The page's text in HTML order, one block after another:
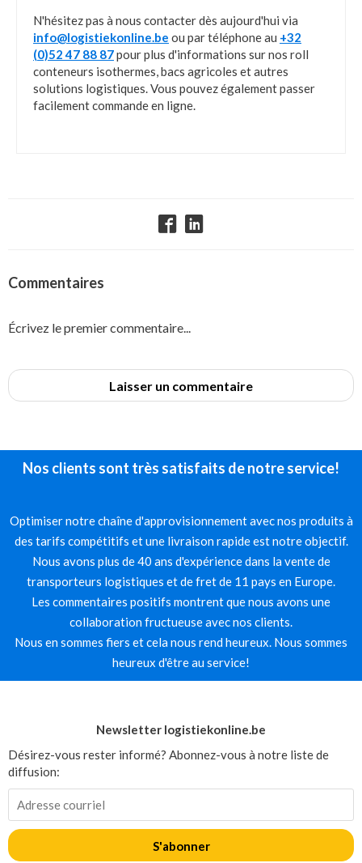
N'hésitez pas à nous contacter dès aujourd'hui via
info@logistiekonline.be ou par téléphone au +32
(0)52 47 88 87pour plus d'informations sur nos roll
conteneurs isothermes, bacs agricoles et autres
solutions logistiques. Vous pouvez également passer
facilement commande en ligne.
Commentaires
Écrivez le premier commentaire...
Laisser un commentaire
Nos clients sont très satisfaits de notre service!
Optimiser notre chaîne d'approvisionnement avec nos produits à
des tarifs compétitifs et une livraison rapide est notre objectif.
Nous avons plus de 40 ans d'expérience dans la vente de
transporteurs logistiques et de fret de 11 pays en Europe.
Les commentaires positifs montrent que nous avons une
collaboration fructueuse avec nos clients.
Nous en sommes fiers et cela nous rend heureux. Nous sommes
heureux d'être au service!
Newsletter logistiekonline.be
Désirez-vous rester informé? Abonnez-vous à notre liste de
diffusion:
S'abonner